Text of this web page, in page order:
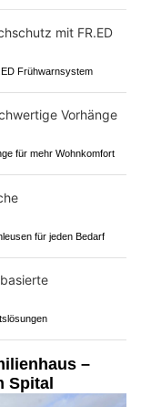
Frühwarnsystem
für mehr Wohnkomfort
für jeden Bedarf
–
Spital